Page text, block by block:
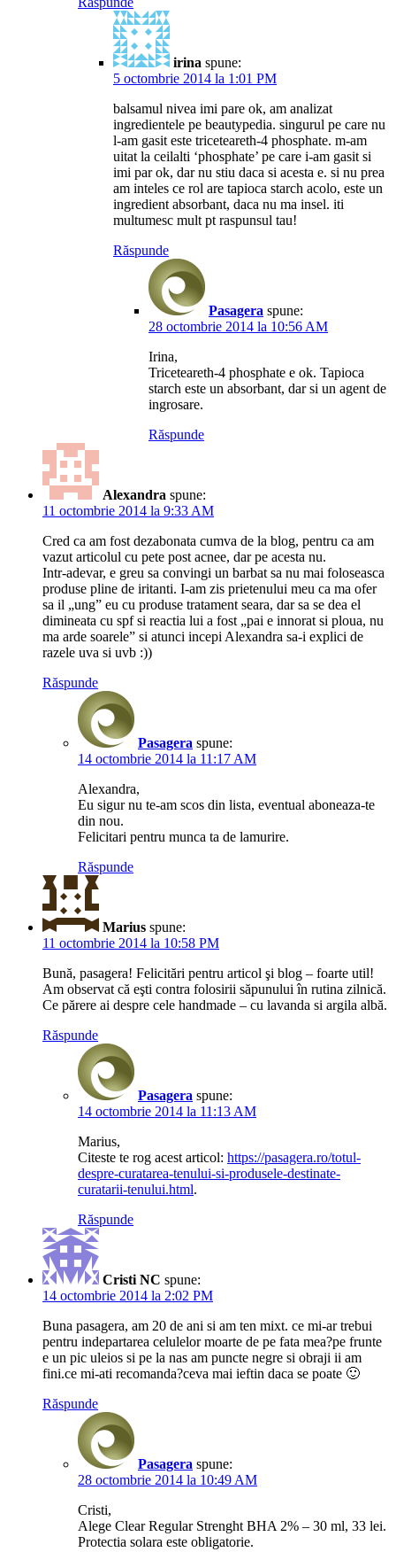
irina spune:
5 octombrie 2014 la 1:01 PM
balsamul nivea imi pare ok, am analizat
ingredientele pe beautypedia. singurul pe care nu
l-am gasit este triceteareth-4 phosphate. m-am
uitat la ceilalti ‘phosphate’ pe care i-am gasit si
imi par ok, dar nu stiu daca si acesta e. si nu prea
am inteles ce rol are tapioca starch acolo, este un
ingredient absorbant, daca nu ma insel. iti
multumesc mult pt raspunsul tau!
Răspunde
Pasagera spune:
28 octombrie 2014 la 10:56 AM
Irina,
Triceteareth-4 phosphate e ok. Tapioca
starch este un absorbant, dar si un agent de
ingrosare.
Răspunde
Alexandra spune:
11 octombrie 2014 la 9:33 AM
Cred ca am fost dezabonata cumva de la blog, pentru ca am
vazut articolul cu pete post acnee, dar pe acesta nu.
Intr-adevar, e greu sa convingi un barbat sa nu mai foloseasca
produse pline de iritanti. I-am zis prietenului meu ca ma ofer
sa il „ung” eu cu produse tratament seara, dar sa se dea el
dimineata cu spf si reactia lui a fost „pai e innorat si ploua, nu
ma arde soarele” si atunci incepi Alexandra sa-i explici de
razele uva si uvb :))
Răspunde
Pasagera spune:
14 octombrie 2014 la 11:17 AM
Alexandra,
Eu sigur nu te-am scos din lista, eventual aboneaza-te
din nou.
Felicitari pentru munca ta de lamurire.
Răspunde
Marius spune:
11 octombrie 2014 la 10:58 PM
Bună, pasagera! Felicitări pentru articol şi blog – foarte util!
Am observat că eşti contra folosirii săpunului în rutina zilnică.
Ce părere ai despre cele handmade – cu lavanda si argila albă.
Răspunde
Pasagera spune:
14 octombrie 2014 la 11:13 AM
Marius,
Citeste te rog acest articol: https://pasagera.ro/totul-
despre-curatarea-tenului-si-produsele-destinate-
curatarii-tenului.html.
Răspunde
Cristi NC spune:
14 octombrie 2014 la 2:02 PM
Buna pasagera, am 20 de ani si am ten mixt. ce mi-ar trebui
pentru indepartarea celulelor moarte de pe fata mea?pe frunte
e un pic uleios si pe la nas am puncte negre si obraji ii am
fini.ce mi-ati recomanda?ceva mai ieftin daca se poate 🙂
Răspunde
Pasagera spune:
28 octombrie 2014 la 10:49 AM
Cristi,
Alege Clear Regular Strenght BHA 2% – 30 ml, 33 lei.
Protectia solara este obligatorie.